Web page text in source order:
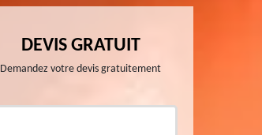
DEVIS GRATUIT
Demandez votre devis gratuitement